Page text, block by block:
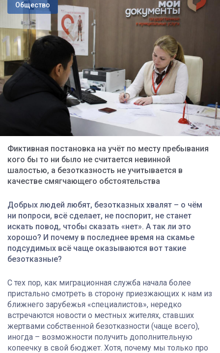
Общество
Фиктивная постановка на учёт по месту пребывания
кого бы то ни было не считается невинной
шалостью, а безотказность не учитывается в
качестве смягчающего обстоятельства
Добрых людей любят, безотказных хвалят – о чём
ни попроси, всё сделает, не поспорит, не станет
искать повод, чтобы сказать «нет». А так ли это
хорошо? И почему в последнее время на скамье
подсудимых всё чаще оказываются вот такие
безотказные?
С тех пор, как миграционная служба начала более
пристально смотреть в сторону приезжающих к нам из
ближнего зарубежья «специалистов», нередко
встречаются новости о местных жителях, ставших
жертвами собственной безотказности (чаще всего),
иногда – возможности получить дополнительную
копеечку в свой бюджет. Хотя, почему мы только про